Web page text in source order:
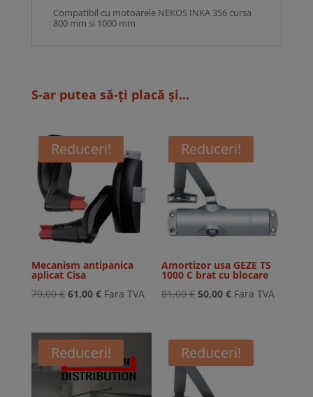
Compatibil cu motoarele NEKOS INKA 356 cursa
800 mm si 1000 mm
S-ar putea să-ți placă și...
Reduceri!
Mecanism antipanica
aplicat Cisa
70,00€ Prețul
a
fost:
70,00 €.
61,00 €Prețul
este:
61,00 €.
Fara TVA
Reduceri!
Amortizor usa GEZE TS
1000 C brat cu blocare
81,00€ Prețul
fost:
81,00 €.
50,00€Prețul
50,00 €.
Fara TVA
Reduceri! Reduceri!